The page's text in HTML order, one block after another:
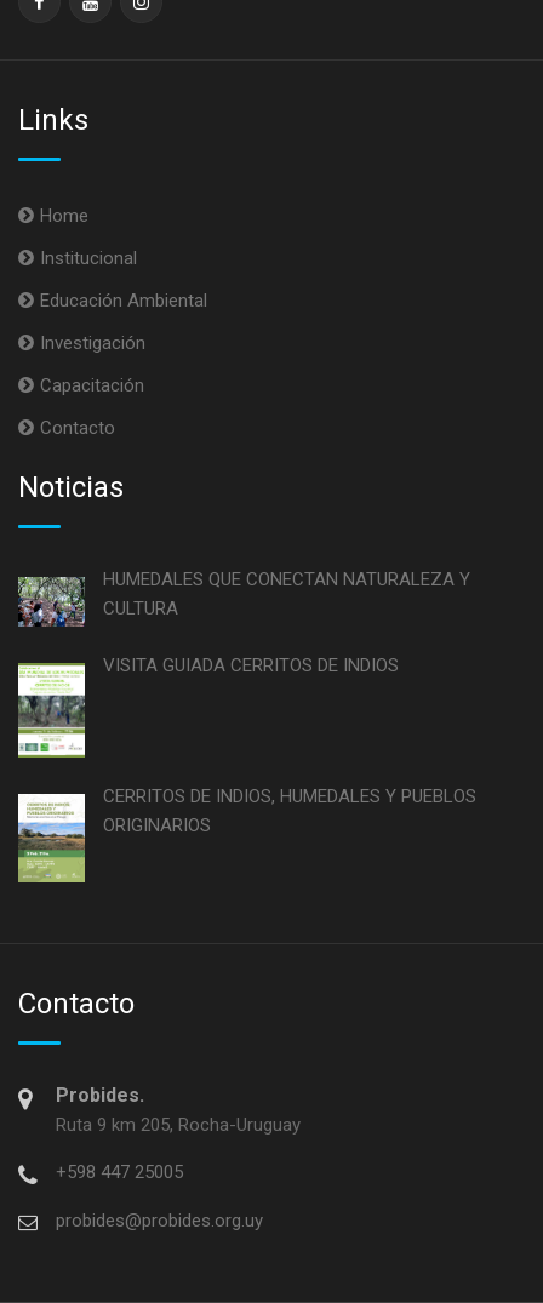
Links
Home
Institucional
Educación Ambiental
Investigación
Capacitación
Contacto
Noticias
HUMEDALES QUE CONECTAN NATURALEZA Y
CULTURA
VISITA GUIADA CERRITOS DE INDIOS
CERRITOS DE INDIOS, HUMEDALES Y PUEBLOS
ORIGINARIOS
Contacto
Probides.
Ruta 9 km 205, Rocha-Uruguay
+598 447 25005
probides@probides.org.uy